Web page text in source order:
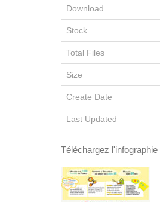
Download
Stock
Total Files
Size
Create Date
Last Updated
Téléchargez